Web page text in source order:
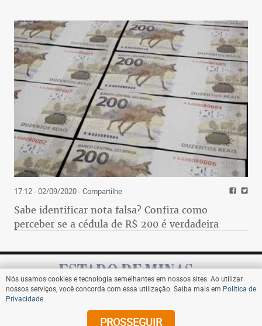
17:12 - 02/09/2020- Compartilhe
Sabe identificar nota falsa? Confira como
perceber se a cédula de R$ 200 é verdadeira
Assine
Nós usamos cookies e tecnologia semelhantes em nossos sites. Ao utilizar
nossos serviços, você concorda com essa utilização. Saiba mais em Política de
Privacidade
PROSSEGUIR